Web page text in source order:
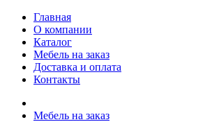
Главная
О компании
Каталог
Мебель на заказ
Доставка и оплата
Контакты
Мебель на заказ